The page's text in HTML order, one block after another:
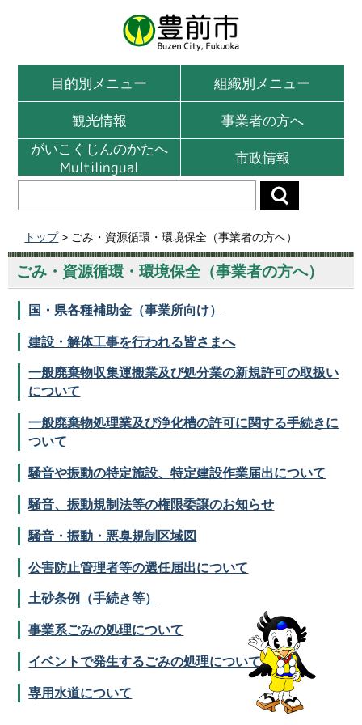
目的別メニュー
組織別メニュー
観光情報
事業者の方へ
がいこくじんのかたへ
Multilingual
市政情報
トップ > ごみ・資源循環・環境保全（事業者の方へ）
ごみ・資源循環・環境保全（事業者の方へ）
国・県各種補助金（事業所向け）
建設・解体工事を行われる皆さまへ
一般廃棄物収集運搬業及び処分業の新規許可の取扱い
について
一般廃棄物処理業及び浄化槽の許可に関する手続きに
ついて
騒音や振動の特定施設、特定建設作業届出について
騒音、振動規制法等の権限委譲のお知らせ
騒音・振動・悪臭規制区域図
公害防止管理者等の選任届出について
土砂条例（手続き等）
事業系ごみの処理について
イベントで発生するごみの処理について
専用水道について